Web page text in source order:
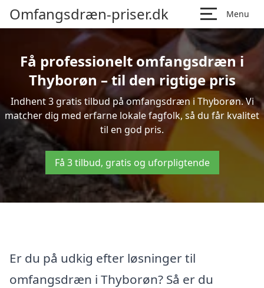
Omfangsdræn-priser.dk Menu
Få professionelt omfangsdræn i
Thyborøn – til den rigtige pris
Indhent 3 gratis tilbud på omfangsdræn i Thyborøn. Vi
matcher dig med erfarne lokale fagfolk, så du får kvalitet
til en god pris.
Få 3 tilbud, gratis og uforpligtende
Er du på udkig efter løsninger til
omfangsdræn i Thyborøn? Så er du